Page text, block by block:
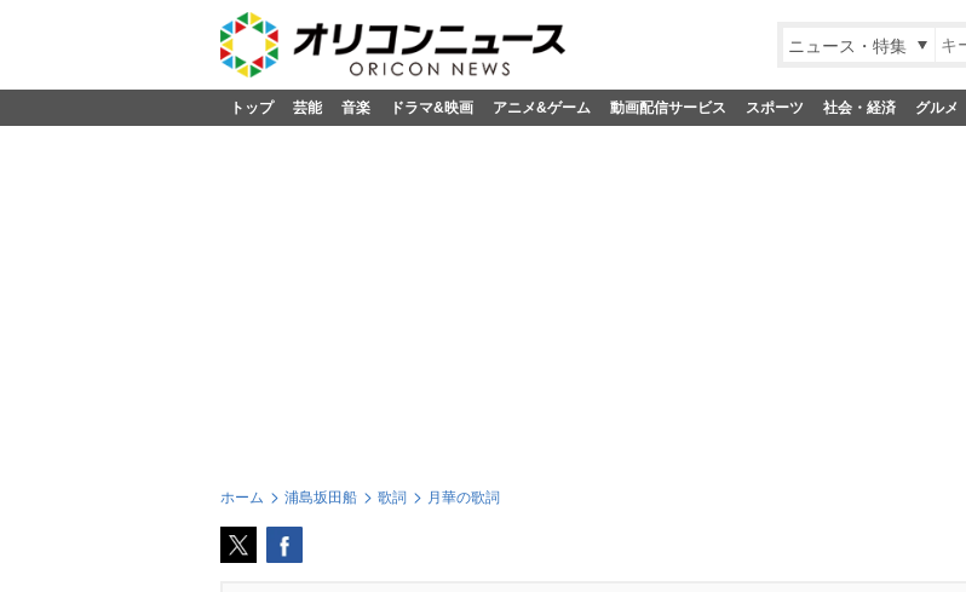
ニュース・特集
トップ 芸能 音楽 ドラマ&映画 アニメ&ゲーム 動画配信サービス スポーツ 社会・経済 グルメ
ホーム 浦島坂田船 歌詞 月華の歌詞